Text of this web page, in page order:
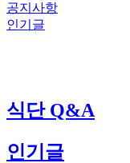
공지사항
인기글
식단 Q&A
인기글